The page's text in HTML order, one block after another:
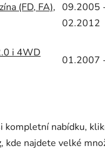
(FD, FA), 09.2005
02.2012
i 4WD
01.2007
kompletní nabídku,
, kde najdete velké